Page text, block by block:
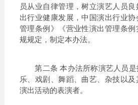
员从业自律管理，树立演艺人员
出行业健康发展，中国演出行业
管理条例》《营业性演出管理条
规规定，制定本办法。
第二条 本办法所称演艺人员是
乐、戏剧、舞蹈、曲艺、杂技以
演出活动的表演者。